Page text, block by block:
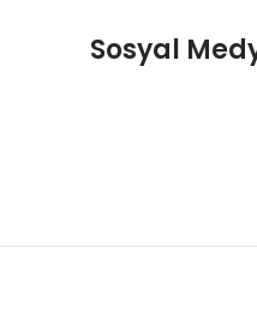
Sosyal